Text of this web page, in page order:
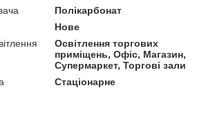
Полікарбонат
Нове
Освітлення торгових
приміщень, Офіс, Магазин,
Супермаркет, Торгові зали
Стаціонарне